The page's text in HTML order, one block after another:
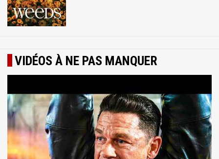
VIDÉOS À NE PAS MANQUER